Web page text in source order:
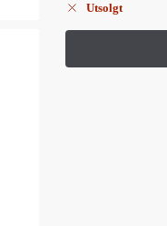
Utsolgt